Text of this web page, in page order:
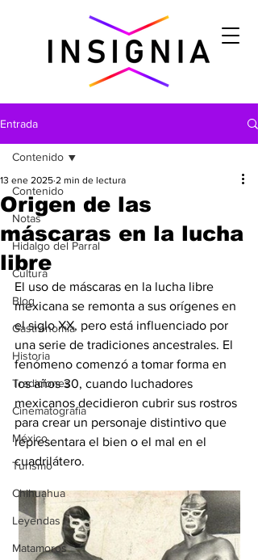
Entrada
Contenido
Notas
Hidalgo del Parral
Cultura
Blog
Gastronomìa
Historia
Tradiciones
Cinematografía
México
Turismo
Chihuahua
Leyendas
Matamoros
Contenido
Origen de las
máscaras en la lucha
libre
13 ene 2025 2 min de lectura
El uso de máscaras en la lucha libre
mexicana se remonta a sus orígenes en
el siglo XX, pero está influenciado por
una serie de tradiciones ancestrales. El
fenómeno comenzó a tomar forma en
los años 30, cuando luchadores
mexicanos decidieron cubrir sus rostros
para crear un personaje distintivo que
representara el bien o el mal en el
cuadrilátero.